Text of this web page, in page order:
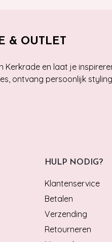
& OUTLET
Kerkrade en laat je
ontvang persoonlijk
HULP NODIG?
Klantenservice
Betalen
Verzending
Retourneren